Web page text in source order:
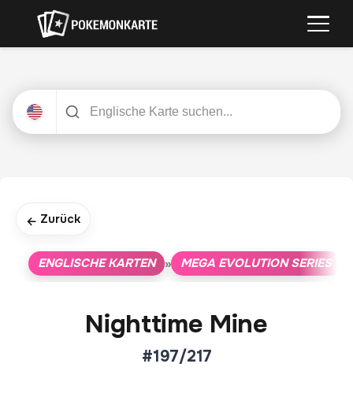
← Zurück
ENGLISCHE KARTEN » MEGA EVOLUTION SERIES
Nighttime Mine
#197/217